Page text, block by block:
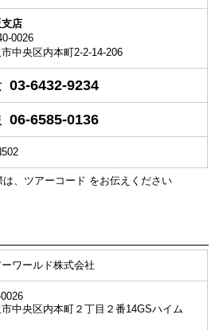
店
0026
中央区内本町2-2-14-206
03-6432-9234
06-6585-0136
、ツアーコード をお伝えください
ワールド株式会社
市中央区内本町２丁目２番14GSハイム